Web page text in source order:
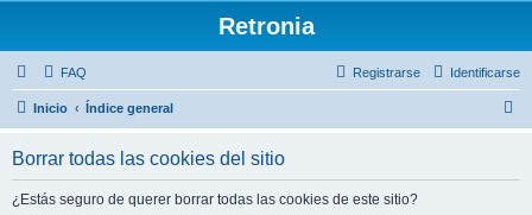
Retronia
FAQ Identificarse
Registrarse
Inicio Índice general
Borrar todas las cookies del sitio
¿Estás seguro de querer borrar todas las cookies de este sitio?